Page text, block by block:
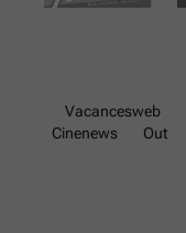
Vacancesweb
Cinenews
Out